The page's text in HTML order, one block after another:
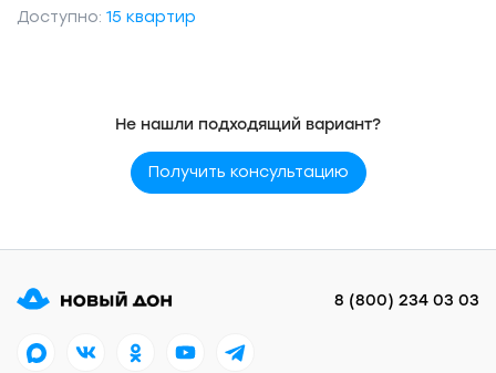
Доступно: 15 квартир
Не нашли подходящий вариант?
Получить консультацию
8 (800) 234 03 03